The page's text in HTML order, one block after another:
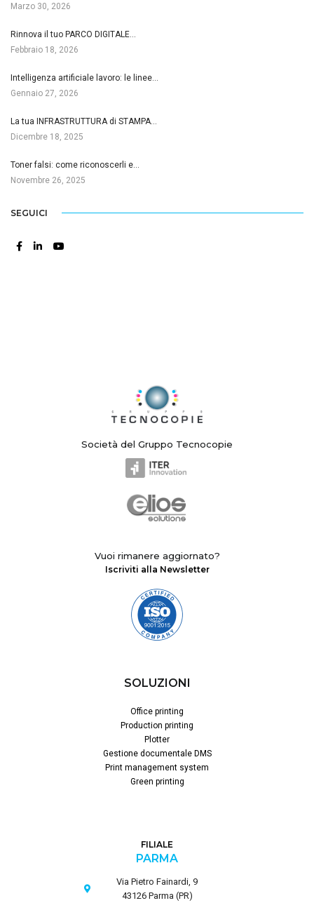
Marzo 30, 2026
Rinnova il tuo PARCO DIGITALE…
Febbraio 18, 2026
Intelligenza artificiale lavoro: le linee…
Gennaio 27, 2026
La tua INFRASTRUTTURA di STAMPA…
Dicembre 18, 2025
Toner falsi: come riconoscerli e…
Novembre 26, 2025
SEGUICI
Società del Gruppo Tecnocopie
Vuoi rimanere aggiornato?
Iscriviti alla Newsletter
SOLUZIONI
Office printing
Production printing
Plotter
Gestione documentale DMS
Print management system
Green printing
FILIALE
PARMA
Via Pietro Fainardi, 9
43126 Parma (PR)